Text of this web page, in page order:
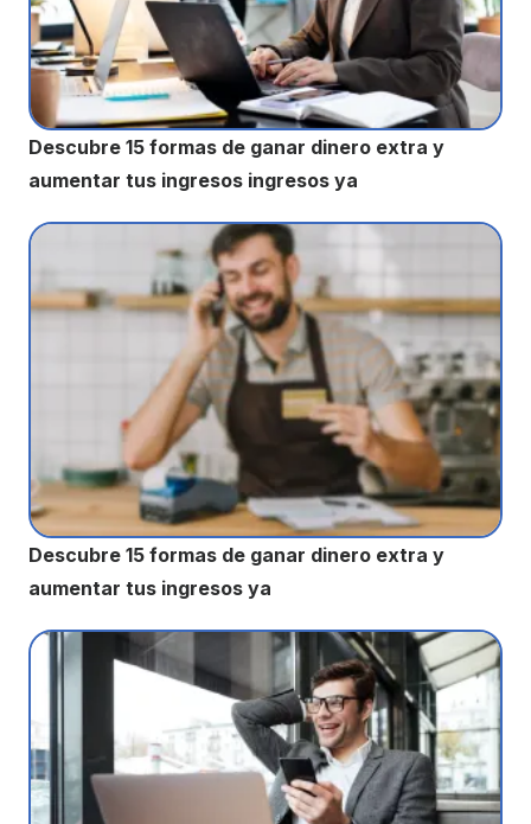
Descubre 15 formas de ganar dinero extra y
aumentar tus ingresos ingresos ya
Descubre 15 formas de ganar dinero extra y
aumentar tus ingresos ya